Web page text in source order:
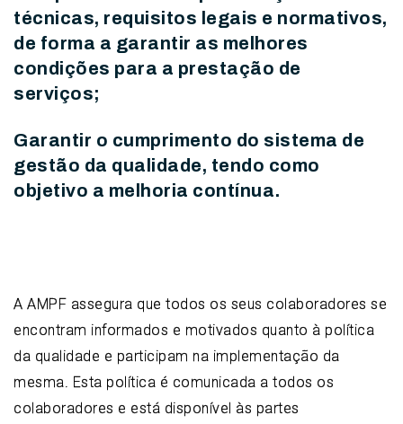
técnicas, requisitos legais e normativos,
de forma a garantir as melhores
condições para a prestação de
serviços;
Garantir o cumprimento do sistema de
gestão da qualidade, tendo como
objetivo a melhoria contínua.
A AMPF assegura que todos os seus colaboradores se
encontram informados e motivados quanto à política
da qualidade e participam na implementação da
mesma. Esta política é comunicada a todos os
colaboradores e está disponível às partes